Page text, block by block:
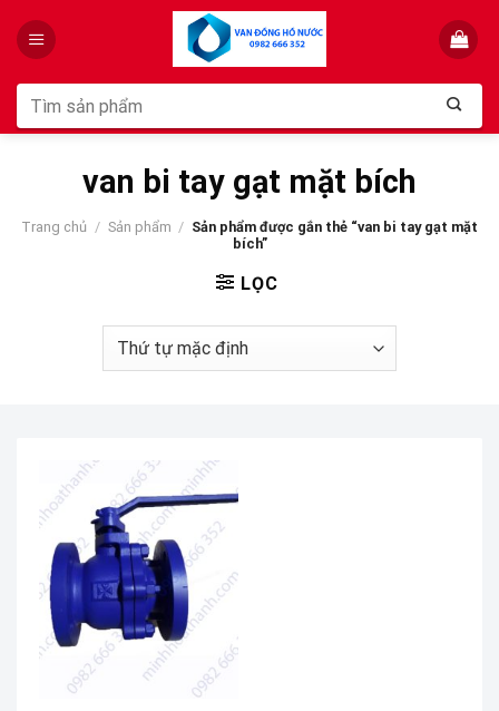
Tìm
kiếm:
van bi tay gạt mặt bích
Trang chủ / Sản phẩm / Sản phẩm được gắn thẻ “van bi tay gạt mặt
bích”
LỌC